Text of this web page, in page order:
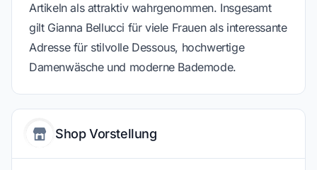
Artikeln als attraktiv wahrgenommen. Insgesamt
gilt Gianna Bellucci für viele Frauen als interessante
Adresse für stilvolle Dessous, hochwertige
Damenwäsche und moderne Bademode.
Shop Vorstellung